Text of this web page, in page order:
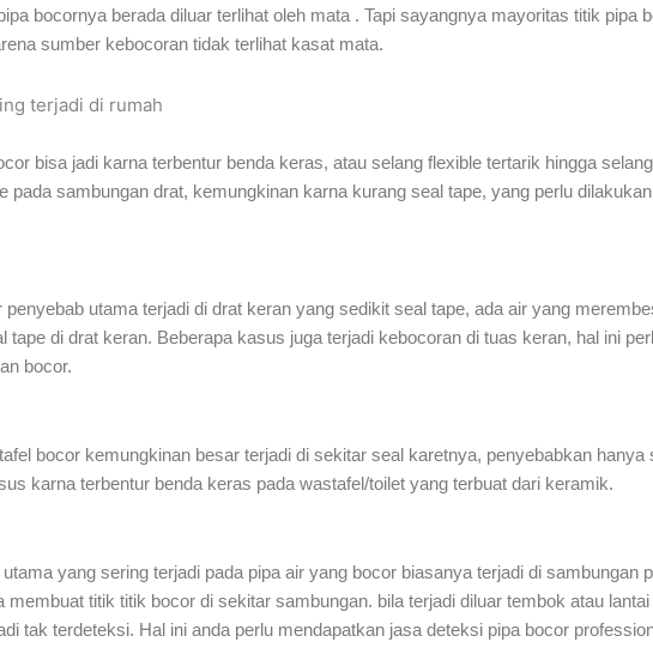
bocornya berada diluar terlihat oleh mata . Tapi sayangnya mayoritas titik pipa
sumber kebocoran tidak terlihat kasat mata.
terjadi di rumah
bisa jadi karna terbentur benda keras, atau selang flexible tertarik hingga
pada sambungan drat, kemungkinan karna kurang seal tape, yang perlu
utama terjadi di drat keran yang sedikit seal tape, ada air yang
tape di drat keran. Beberapa kasus juga terjadi kebocoran di tuas keran, hal ini
bocor.
bocor kemungkinan besar terjadi di sekitar seal karetnya, penyebabkan
karna terbentur benda keras pada wastafel/toilet yang terbuat dari keramik.
yang sering terjadi pada pipa air yang bocor biasanya terjadi di sambungan
membuat titik titik bocor di sekitar sambungan. bila terjadi diluar tembok atau
tak terdeteksi. Hal ini anda perlu mendapatkan jasa deteksi pipa bocor